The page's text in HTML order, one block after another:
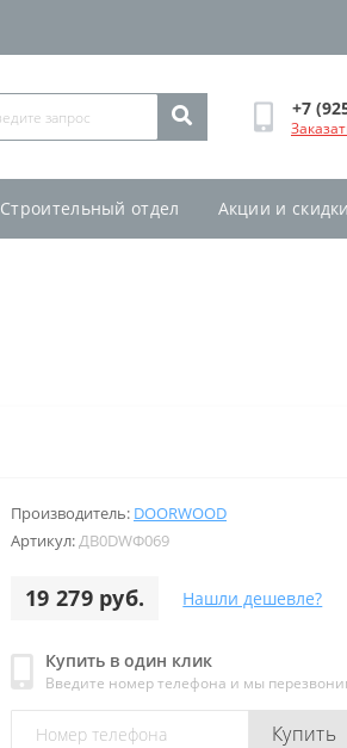
+7
Строительный отдел Акции и скидки
Производитель: DOORWOOD
Артикул:ДB0DWФ069
19 279 руб. Нашли дешевле?
Купить в один клик
Введите номер телефона и мы
Купить